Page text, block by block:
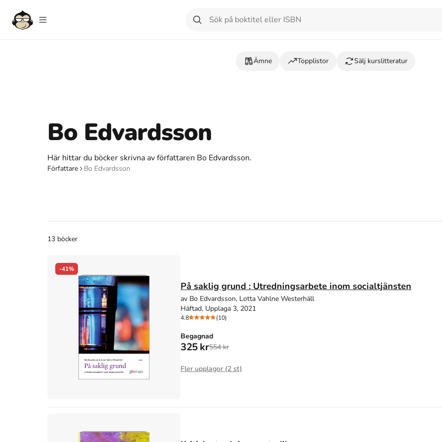
Ämne Topplistor Sälj kurslitteratur
Bo Edvardsson
Här hittar du böcker skrivna av författaren Bo Edvardsson.
Författare Bo Edvardsson
13 böcker
-41%
På saklig grund : Utredningsarbete inom socialtjänsten
av Bo Edvardsson, Lotta Vahlne Westerhäll
Häftad, Upplaga 3, 2021
4.8 (10)
Begagnad
325 kr554 kr
Fler upplagor (2 st)